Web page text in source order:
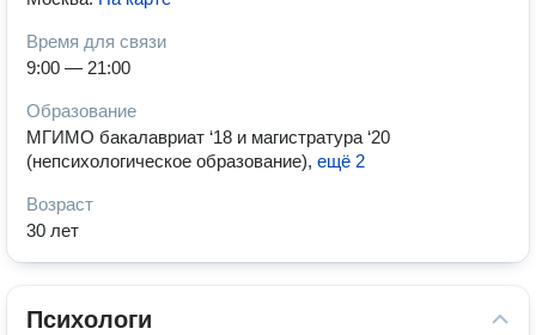
Время для связи
9:00 — 21:00
Образование
МГИМО бакалавриат ‘18 и магистратура ‘20
(непсихологическое образование), ещё 2
Возраст
30 лет
Психологи